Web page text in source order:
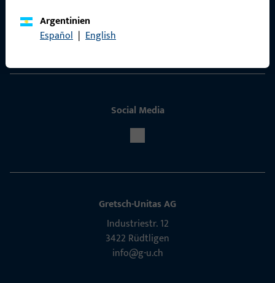
Argentinien
Español | English
Social Media
Gretsch-Unitas AG
Indu­s­triestr. 12
3422 Rüdt­ligen
info@g-u.ch